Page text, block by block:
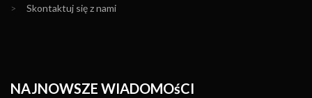
> Skontaktuj się z nami
NAJNOWSZE WIADOMOśCI